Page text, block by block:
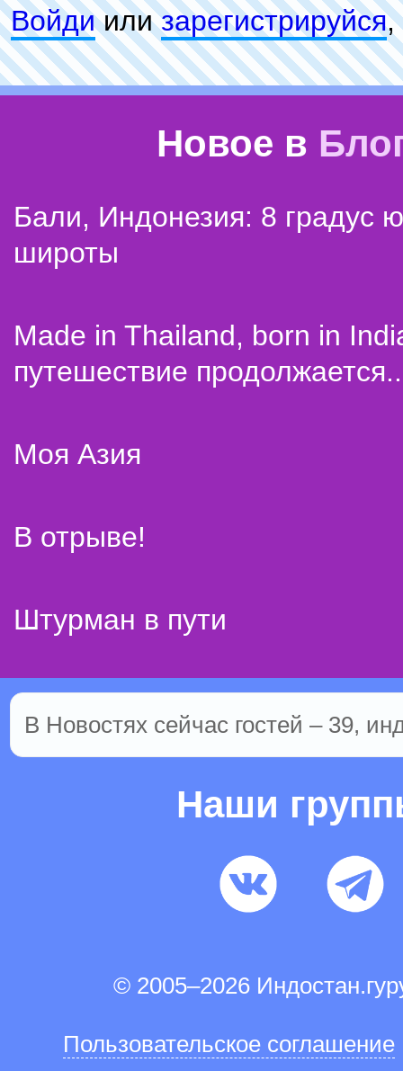
Войдиилизарeгиcтpируйся,
Новое в
Бали, Индонезия: 8 градус
широты
Made in Thailand, born in
путешествие
Моя Азия
В отрыве!
Штурман в пути
В Новостях сейчас гостей – 39,
Наши
© 2005–2026
Пользовательское соглашение